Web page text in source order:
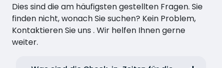
Dies sind die am häufigsten gestellten Fragen. Sie
finden nicht, wonach Sie suchen? Kein Problem,
Kontaktieren Sie uns . Wir helfen Ihnen gerne
weiter.